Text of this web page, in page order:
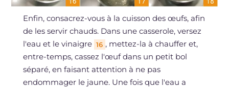
Enfin, consacrez-vous à la cuisson des œufs, afin
de les servir chauds. Dans une casserole, versez
l'eau et le vinaigre 16 , mettez-la à chauffer et,
entre-temps, cassez l'œuf dans un petit bol
séparé, en faisant attention à ne pas
endommager le jaune. Une fois que l'eau a